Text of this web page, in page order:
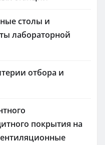
столы и
лабораторной
отбора и
покрытия на